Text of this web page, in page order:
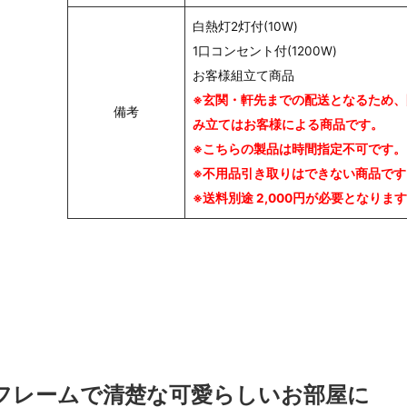
備考
白熱灯2灯付(10W)
1口コンセント付(1200W)
お客様組立て商品
※玄関・軒先までの配送となるため、
み立てはお客様による商品です。
※こちらの製品は時間指定不可です。
※不用品引き取りはできない商品です
※送料別途 2,000円が必要となります
レームで清楚な可愛らしいお部屋に